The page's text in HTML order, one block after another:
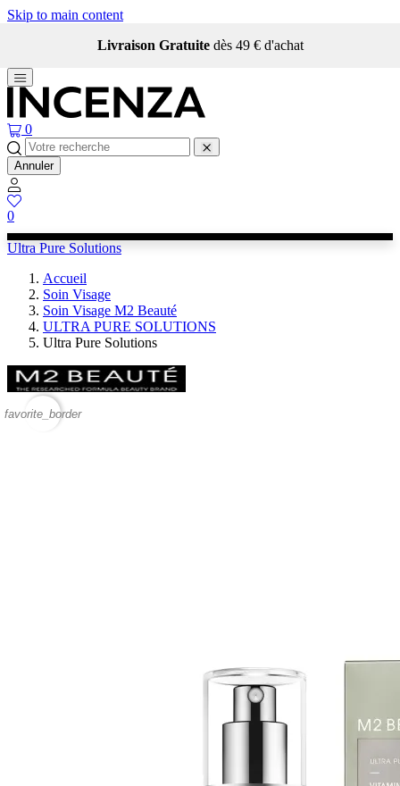
Skip to main content
Livraison Gratuite dès 49 € d'achat
0
Annuler
0
Ultra Pure Solutions
Accueil
Soin Visage
Soin Visage M2 Beauté
ULTRA PURE SOLUTIONS
Ultra Pure Solutions
favorite_border